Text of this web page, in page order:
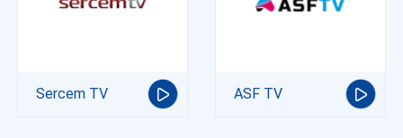
Sercem TV ASF TV